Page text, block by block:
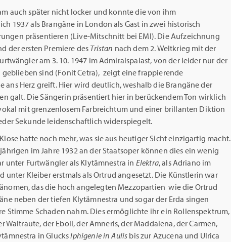
auch später nicht locker und konnte die von ihm
1937 als Brangäne in London als Gast in zwei historisch
präsentieren (Live-Mitschnitt bei EMI). Die Aufzeichnung
der ersten Premiere des Tristan nach dem 2. Weltkrieg mit der
am 3. 10. 1947 im Admiralspalast, von der leider nur der
geblieben sind (Fonit Cetra), zeigt eine frappierende
ans Herz greift. Hier wird deutlich, weshalb die Brangäne der
galt. Die Sängerin präsentiert hier in berückendem Ton wirklich
mit grenzenlosem Farbreichtum und einer brillanten Diktion
Sekunde leidenschaftlich widerspiegelt.
hatte noch mehr, was sie aus heutiger Sicht einzigartig macht.
im Jahre 1932 an der Staatsoper können dies ein wenig
unter Furtwängler als Klytämnestra in Elektra, als Adriano im
unter Kleiber erstmals als Ortrud angesetzt. Die Künstlerin war
das die hoch angelegten Mezzopartien wie die Ortrud
neben der tiefen Klytämnestra und sogar der Erda singen
Stimme Schaden nahm. Dies ermöglichte ihr ein Rollenspektrum,
Waltraute, der Eboli, der Amneris, der Maddalena, der Carmen,
in Gluckslphigenie in Aulis bis zur Azucena und Ulrica